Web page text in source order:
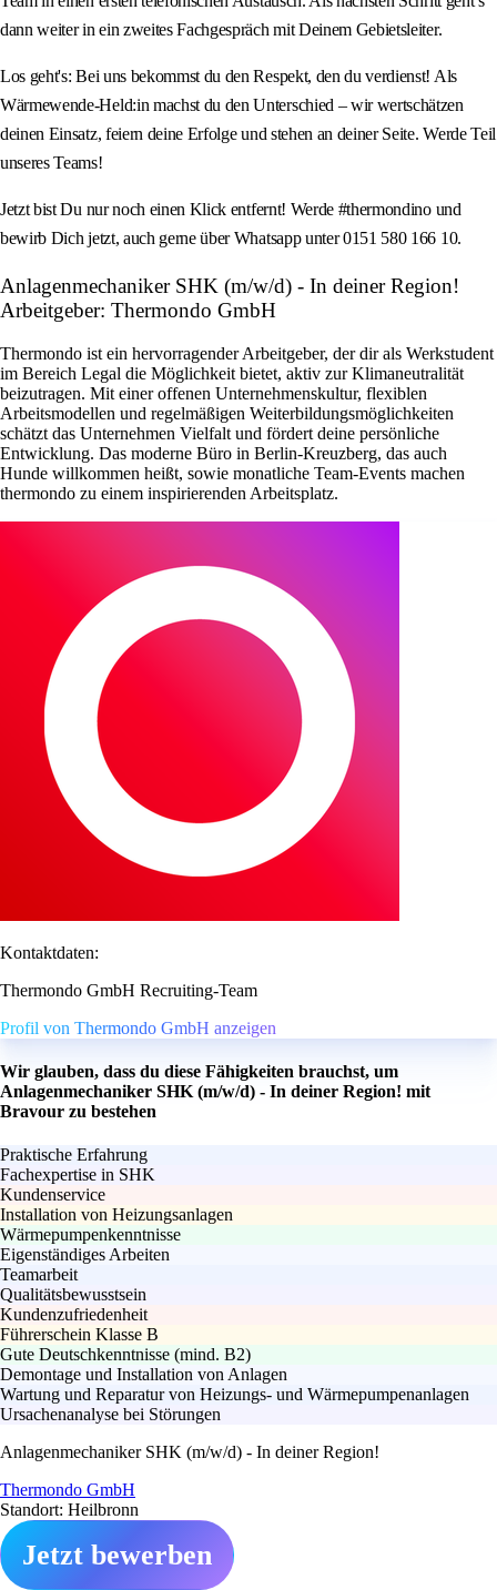
dann weiter in ein zweites Fachgespräch mit Deinem Gebietsleiter.
Los geht's: Bei uns bekommst du den Respekt, den du verdienst! Als
Wärmewende-Held:in machst du den Unterschied – wir wertschätzen
deinen Einsatz, feiern deine Erfolge und stehen an deiner Seite. Werde Teil
unseres Teams!
Jetzt bist Du nur noch einen Klick entfernt! Werde #thermondino und
bewirb Dich jetzt, auch gerne über Whatsapp unter 0151 580 166 10.
Anlagenmechaniker SHK (m/w/d) - In deiner Region!
Arbeitgeber: Thermondo GmbH
Thermondo ist ein hervorragender Arbeitgeber, der dir als Werkstudent
im Bereich Legal die Möglichkeit bietet, aktiv zur Klimaneutralität
beizutragen. Mit einer offenen Unternehmenskultur, flexiblen
Arbeitsmodellen und regelmäßigen Weiterbildungsmöglichkeiten
schätzt das Unternehmen Vielfalt und fördert deine persönliche
Entwicklung. Das moderne Büro in Berlin-Kreuzberg, das auch
Hunde willkommen heißt, sowie monatliche Team-Events machen
thermondo zu einem inspirierenden Arbeitsplatz.
Kontaktdaten:
Thermondo GmbH Recruiting-Team
Profil von Thermondo GmbH anzeigen
Wir glauben, dass du diese Fähigkeiten brauchst, um
Anlagenmechaniker SHK (m/w/d) - In deiner Region! mit
Bravour zu bestehen
Praktische Erfahrung
Fachexpertise in SHK
Kundenservice
Installation von Heizungsanlagen
Wärmepumpenkenntnisse
Eigenständiges Arbeiten
Teamarbeit
Qualitätsbewusstsein
Kundenzufriedenheit
Führerschein Klasse B
Gute Deutschkenntnisse (mind. B2)
Demontage und Installation von Anlagen
Wartung und Reparatur von Heizungs- und Wärmepumpenanlagen
Ursachenanalyse bei Störungen
Anlagenmechaniker SHK (m/w/d) - In deiner Region!
Thermondo GmbH
Standort: Heilbronn
Jetzt bewerben